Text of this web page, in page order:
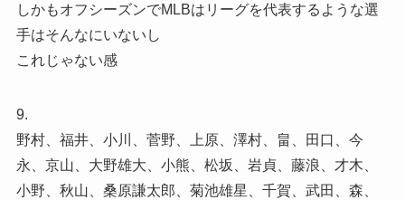
しかもオフシーズンでMLBはリーグを代表するような選
手はそんなにいないし
これじゃない感
9.
野村、福井、小川、菅野、上原、澤村、畠、田口、今
永、京山、大野雄大、小熊、松坂、岩貞、藤浪、才木、
小野、秋山、桑原謙太郎、菊池雄星、千賀、武田、森、